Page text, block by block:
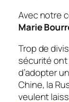
Avec notre
Marie
Trop de
sécurité
d’adopter
Chine, la
veulent